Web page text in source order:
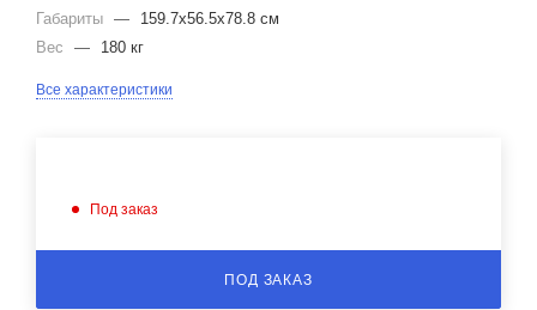
Габариты —
159.7x56.5x78.8 см
Вес
— 180 кг
Все характеристики
Под заказ
ПОД ЗАКАЗ